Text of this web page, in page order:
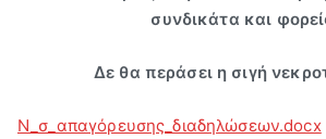
συνδικάτα και
Δε θα περάσει η σιγή
N_σ_απαγόρευσης_διαδηλώσεων.docx